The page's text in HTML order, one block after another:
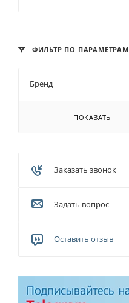
ФИЛЬТР ПО ПАРАМЕТРАМ
Бренд
ПОКАЗАТЬ
Заказать звонок
Задать вопрос
Оставить отзыв